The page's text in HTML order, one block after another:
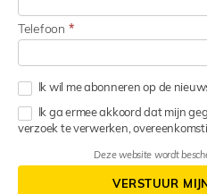
Telefoon *
Ik wil me abonneren op de
Ik ga ermee akkoord dat mijn
verzoek te verwerken,
Deze website wordt
VERSTUUR